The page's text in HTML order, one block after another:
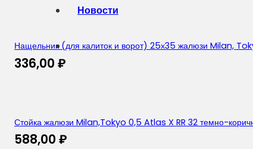
Новости
Нащельник (для калиток и ворот) 25х35 жалюзи Milan,
336,00 ₽
Стойка жалюзи Milan,Tokyo 0,5 Atlas X RR 32 темно-
588,00 ₽